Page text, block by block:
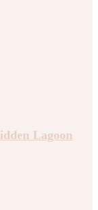
Lagoon